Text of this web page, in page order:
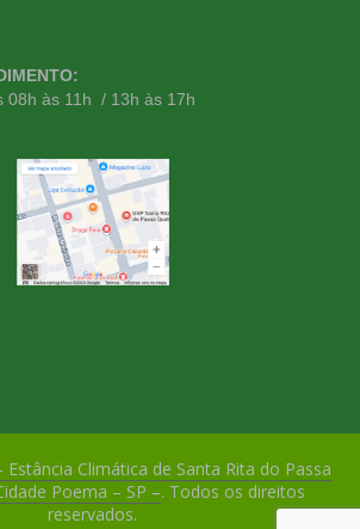
08h às 11h / 13h às 17h
Estância Climática de Santa Rita do Passa
Poema – SP –. Todos os direitos
reservados.